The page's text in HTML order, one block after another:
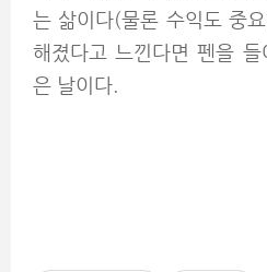
는 삶이다(물론 수익도 중
해졌다고 느낀다면 펜을
은 날이다.